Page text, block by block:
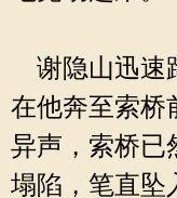
谢隐山迅速
在他奔至索桥
异声，索桥已
塌陷，笔直坠